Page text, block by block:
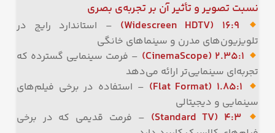
نسبت تصویر و تأثیر آن بر تجربه‌ی بصری
۱۶:۹ (Widescreen HDTV)
– استاندارد رایج در
تلویزیون‌های مدرن و سینماهای خانگی
۲.۳۵:۱ (CinemaScope)
– فرمت سینمایی گسترده که
تجربه‌ای سینمایی‌تر ارائه می‌دهد
۱.۸۵:۱ (Flat Format)
– استفاده در برخی فیلم‌های
سینمایی و دیجیتالی
۴:۳ (Standard TV)
– فرمت قدیمی که در برخی